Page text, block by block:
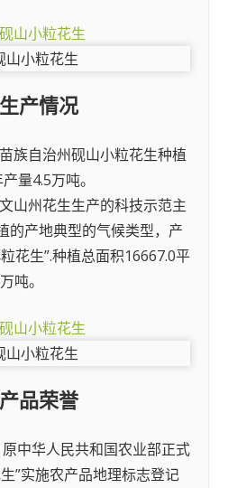
山小粒花生
生产情况
族自治州砚山小粒花生种植
量4.5万吨。
山州花生生产的科技示范主
的产地典型的气候类型，产
花生”.种植总面积16667.0平
吨。
山小粒花生
产品荣誉
中华人民共和国农业部正式
”实施农产品地理标志登记